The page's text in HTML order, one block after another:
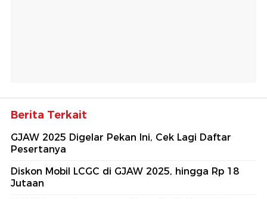
Berita Terkait
GJAW 2025 Digelar Pekan Ini, Cek Lagi Daftar
Pesertanya
Diskon Mobil LCGC di GJAW 2025, hingga Rp 18
Jutaan